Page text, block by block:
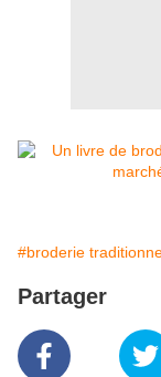
#broderie
Partager